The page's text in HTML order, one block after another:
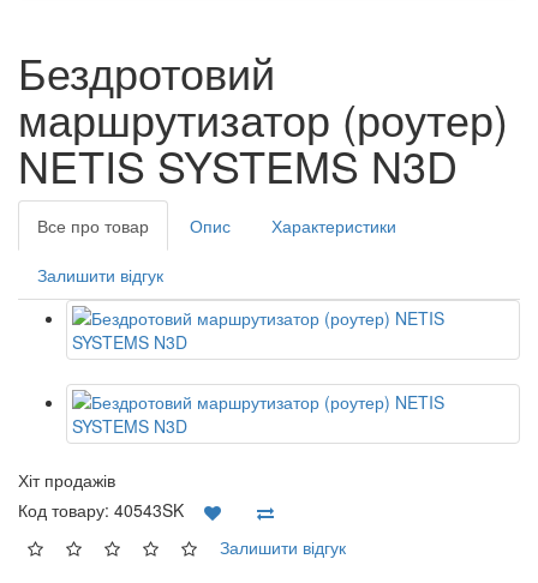
Бездротовий
маршрутизатор (роутер)
NETIS SYSTEMS N3D
Все про товар Опис Характеристики
Залишити відгук
Хіт продажів
Код товару: 40543SK
Залишити відгук